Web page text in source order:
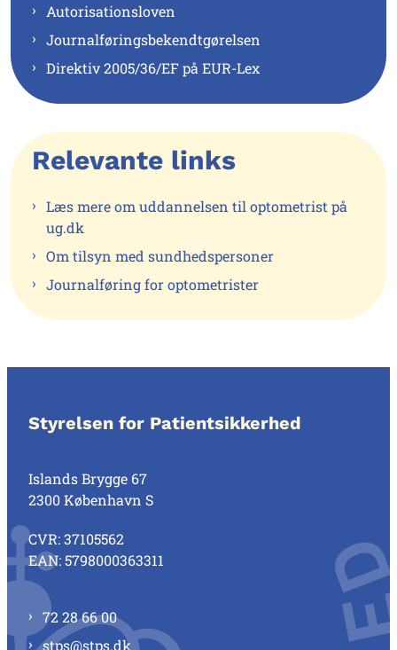
Autorisationsloven
Journalføringsbekendtgørelsen
Direktiv 2005/36/EF på EUR-Lex
Relevante links
Læs mere om uddannelsen til optometrist på
ug.dk
Om tilsyn med sundhedspersoner
Journalføring for optometrister
Styrelsen for Patientsikkerhed
Islands Brygge 67
2300 København S
CVR: 37105562
EAN: 5798000363311
72 28 66 00
stps@stps.dk